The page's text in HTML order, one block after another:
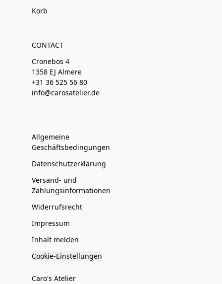
Korb
CONTACT
Cronebos 4
1358 EJ Almere
+31 36 525 56 80
info@carosatelier.de
Allgemeine
Geschäftsbedingungen
Datenschutzerklärung
Versand- und
Zahlungsinformationen
Widerrufsrecht
Impressum
Inhalt melden
Cookie-Einstellungen
Caro's Atelier